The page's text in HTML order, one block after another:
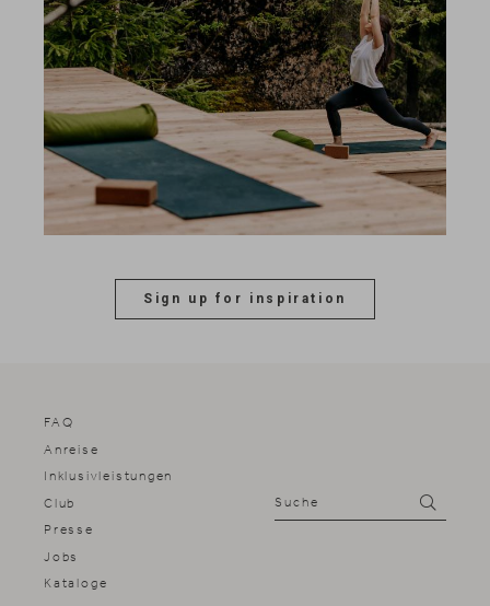
FAQ
Anreise
Inklusivleistungen
Club
Presse
Jobs
Kataloge
Sign up for inspiration